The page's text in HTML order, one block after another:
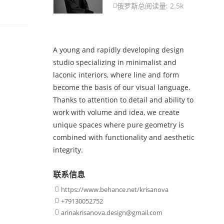
俄罗斯总阅读量: 2.5k
A young and rapidly developing design
studio specializing in minimalist and
laconic interiors, where line and form
become the basis of our visual language.
Thanks to attention to detail and ability to
work with volume and idea, we create
unique spaces where pure geometry is
combined with functionality and aesthetic
integrity.
联系信息
 https://www.behance.net/krisanova
 +79130052752
 arinakrisanova.design@gmail.com